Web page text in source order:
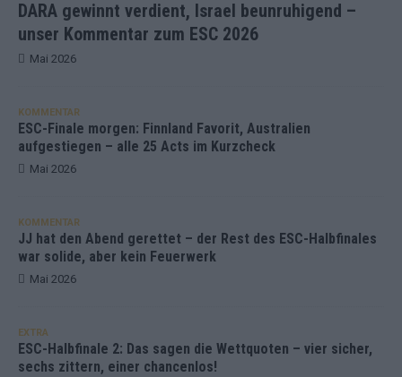
DARA gewinnt verdient, Israel beunruhigend –
unser Kommentar zum ESC 2026
Mai 2026
KOMMENTAR
ESC-Finale morgen: Finnland Favorit, Australien
aufgestiegen – alle 25 Acts im Kurzcheck
Mai 2026
KOMMENTAR
JJ hat den Abend gerettet – der Rest des ESC-Halbfinales
war solide, aber kein Feuerwerk
Mai 2026
EXTRA
ESC-Halbfinale 2: Das sagen die Wettquoten – vier sicher,
sechs zittern, einer chancenlos!